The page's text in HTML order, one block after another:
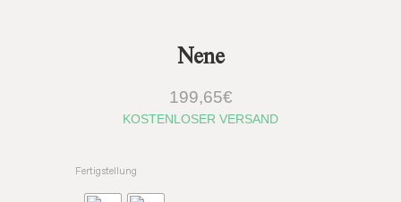
Nene
199,65€
KOSTENLOSER VERSAND
Fertigstellung